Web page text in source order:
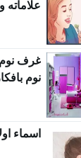
علاماته
غرف
نوم
اسماء